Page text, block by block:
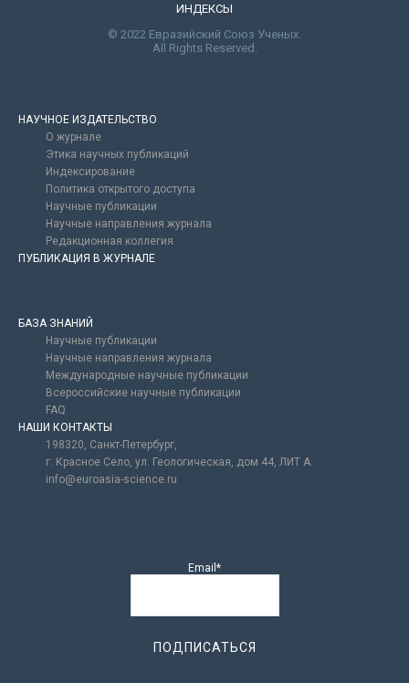
ИНДЕКСЫ
© 2022 Евразийский Союз Ученых.
All Rights Reserved.
НАУЧНОЕ ИЗДАТЕЛЬСТВО
О журнале
Этика научных публикаций
Индексирование
Политика открытого доступа
Научные публикации
Научные направления журнала
Редакционная коллегия
ПУБЛИКАЦИЯ В ЖУРНАЛЕ
БАЗА ЗНАНИЙ
Научные публикации
Научные направления журнала
Международные научные публикации
Всероссийские научные публикации
FAQ
НАШИ КОНТАКТЫ
198320, Санкт-Петербург,
г. Красное Село, ул. Геологическая, дом 44, ЛИТ А.
info@euroasia-science.ru
Email*